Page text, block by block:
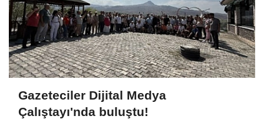
Gazeteciler Dijital Medya
Çalıştayı'nda buluştu!